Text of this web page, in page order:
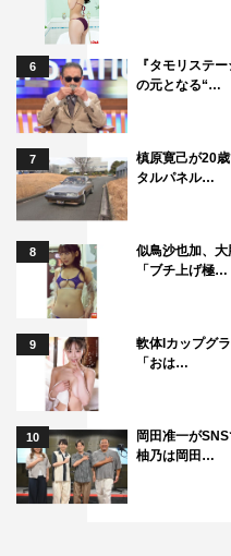
©読売テレビ
A.B.C-Z ToshI
フットボールアワ
松本若菜
渋谷凪咲 蛙亭
6
『タモリステ
の元となる“…
7
槙原寛己が20
タルパネル…
8
似鳥沙也加、
「ブチ上げ極…
9
軟体Iカップグ
「おは…
10
岡田准一が
柚乃は岡田…